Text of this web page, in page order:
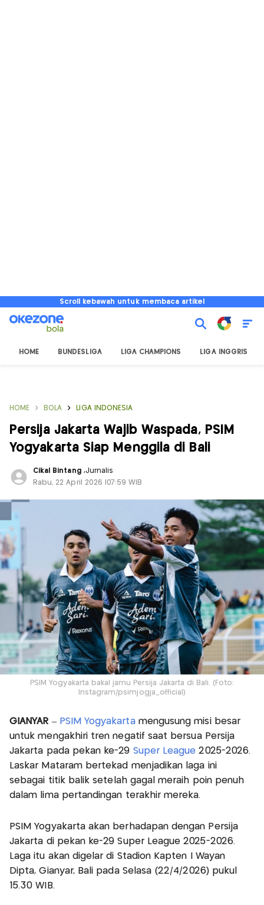
Scroll kebawah untuk membaca artikel
HOME BUNDESLIGA LIGA CHAMPIONS LIGA INGGRIS
HOME BOLA LIGA INDONESIA
Persija Jakarta Wajib Waspada, PSIM
Yogyakarta Siap Menggila di Bali
Cikal Bintang ,Jurnalis
Rabu, 22 April 2026 |07:59 WIB
PSIM Yogyakarta bakal jamu Persija Jakarta di Bali. (Foto:
Instagram/psimjogja_official)
GIANYAR– PSIM Yogyakartamengusung misi besar
untuk mengakhiri tren negatif saat bersua Persija
Jakarta pada pekan ke-29 Super League 2025-2026.
Laskar Mataram bertekad menjadikan laga ini
sebagai titik balik setelah gagal meraih poin penuh
dalam lima pertandingan terakhir mereka.
PSIM Yogyakarta akan berhadapan dengan Persija
Jakarta di pekan ke-29 Super League 2025-2026.
Laga itu akan digelar di Stadion Kapten I Wayan
Dipta, Gianyar, Bali pada Selasa (22/4/2026) pukul
15.30 WIB.